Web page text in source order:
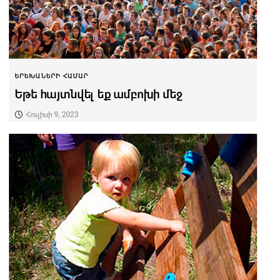
ԵՐԵԽԱՆԵՐԻ ՀԱՄԱՐ
Եթե հայտնվել եք ամբոխի մեջ
Հուլիսի 9, 2023